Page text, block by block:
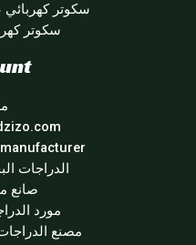
سكوتر
سكوتر كهربائي
الدراجات
صانع
مورد
مصنع الدراجات